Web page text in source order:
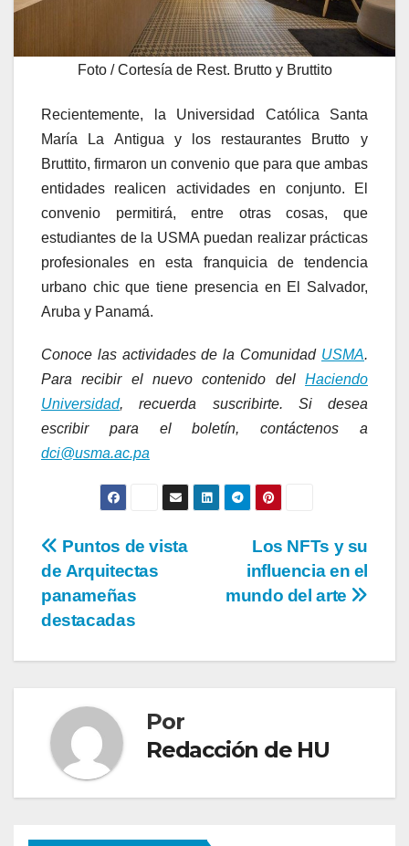
Foto / Cortesía de Rest. Brutto y Bruttito
Recientemente, la Universidad Católica Santa
María La Antigua y los restaurantes
Brutto y
Bruttito, firmaron un convenio que para que ambas
entidades realicen actividades en conjunto. El
convenio permitirá, entre otras cosas, que
estudiantes de la USMA puedan realizar prácticas
profesionales en esta franquicia de tendencia
urbano chic que tiene presencia en El Salvador,
Aruba y Panamá.
Conoce las actividades de la Comunidad USMA.
Para recibir el nuevo contenido del Haciendo
Universidad, recuerda suscribirte. Si desea
dci@usma.ac.pa
Los NFTs y su
influencia en el
mundo del arte
Puntos de vista
de Arquitectas
panameñas
destacadas
Por
Redacción de HU